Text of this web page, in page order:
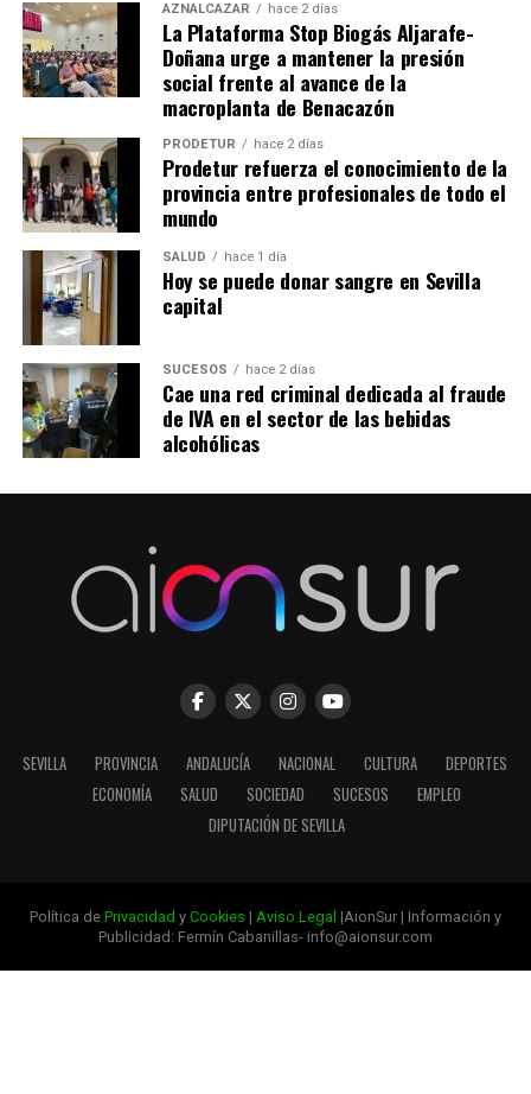
AZNALCÁZAR hace 2 días
La Plataforma Stop Biogás Aljarafe-
Doñana urge a mantener la presión
social frente al avance de la
macroplanta de Benacazón
PRODETUR hace 2 días
Prodetur refuerza el conocimiento de la
provincia entre profesionales de todo el
mundo
SALUD hace 1 día
Hoy se puede donar sangre en Sevilla
capital
SUCESOS hace 2 días
Cae una red criminal dedicada al fraude
de IVA en el sector de las bebidas
alcohólicas
SEVILLA PROVINCIA ANDALUCÍA NACIONAL CULTURA
DEPORTES
ECONOMÍA
SALUD SOCIEDAD SUCESOS
EMPLEO
DIPUTACIÓN DE SEVILLA
Política de Privacidad y Cookies | Aviso Legal |AionSur | Información y
Publicidad: Fermín Cabanillas- info@aionsur.com